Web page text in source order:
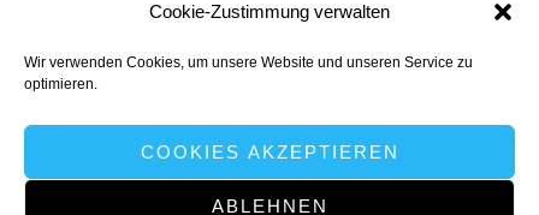
Cookie-Zustimmung verwalten
Wir verwenden Cookies, um unsere Website und unseren Service zu
optimieren.
COOKIES AKZEPTIEREN
ABLEHNEN
in unseren Newsletter-Service auf.
Senden Sie für ein Angebot einfach eine